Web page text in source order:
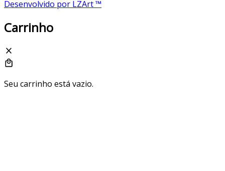
Desenvolvido por LZArt ™
Carrinho
Seu carrinho está vazio.